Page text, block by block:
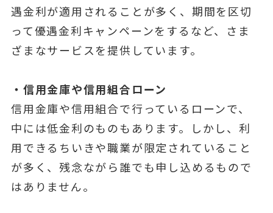
遇金利が適用されることが多く、期間を区切
って優遇金利キャンペーンをするなど、さま
ざまなサービスを提供しています。
・信用金庫や信用組合ローン
信用金庫や信用組合で行っているローンで、
中には低金利のものもあります。しかし、利
用できるちいきや職業が限定されていること
が多く、残念ながら誰でも申し込めるもので
はありません。